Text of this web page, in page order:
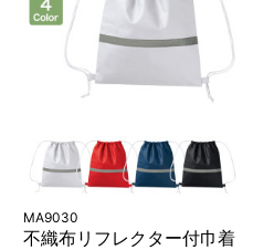
MA9030
不織布リフレクター付巾着